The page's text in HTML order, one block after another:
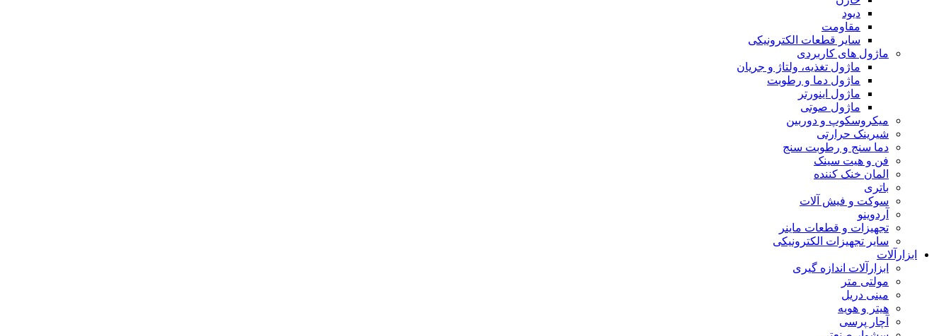
دیود
مقاومت
سایر قطعات الکترونیکی
ماژول های کاربردی
ماژول تغذیه، ولتاژ و جریان
ماژول دما و رطوبت
ماژول اینورتر
ماژول صوتی
میکروسکوپ و دوربین
شیرینک حرارتی
دما سنج و رطوبت سنج
فن و هیت سینک
المان خنک کننده
باتری
سوکت و فیش آلات
آردوینو
تجهیزات و قطعات ماینر
سایر تجهیزات الکترونیکی
ابزارآلات
ابزارآلات اندازه گیری
مولتی متر
مینی دریل
هیتر و هویه
آچار پرسی